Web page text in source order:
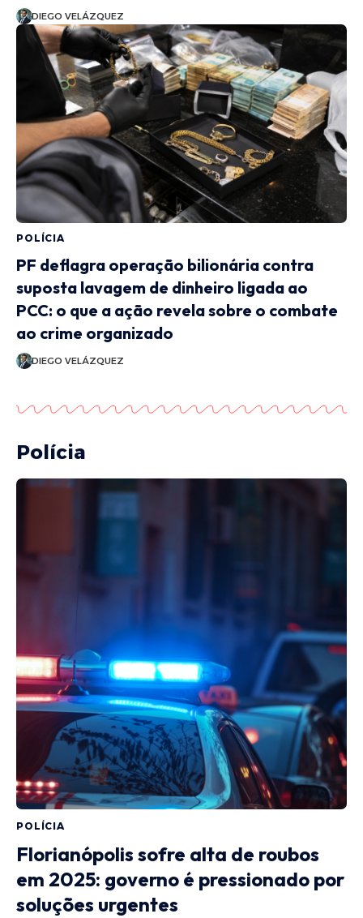
DIEGO VELÁZQUEZ
POLÍCIA
PF deflagra operação bilionária contra
suposta lavagem de dinheiro ligada ao
PCC: o que a ação revela sobre o combate
ao crime organizado
DIEGO VELÁZQUEZ
Polícia
POLÍCIA
Florianópolis sofre alta de roubos
em 2025: governo é pressionado por
soluções urgentes